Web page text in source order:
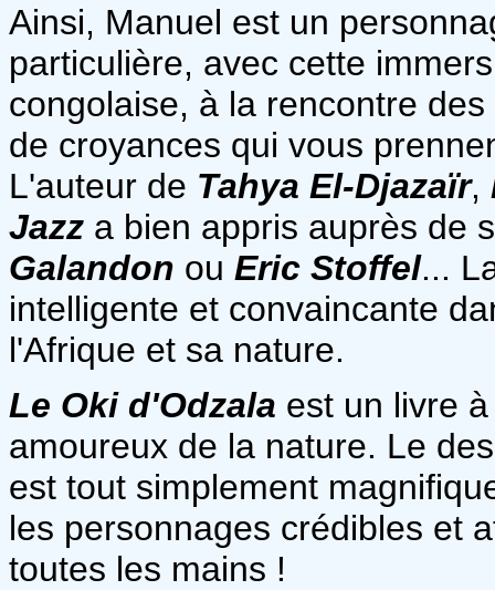
Ainsi, Manuel est un
particulière, avec cette
congolaise, à la rencontre
de croyances qui vous
L'auteur de Tahya El-Djazaïr,
Jazz a bien appris auprès de
Galandon ou Eric Stoffel...
intelligente et convaincante
l'Afrique et sa nature.
Le Oki d'Odzala est un livre
amoureux de la nature. Le
est tout simplement
les personnages crédibles et
toutes les mains !